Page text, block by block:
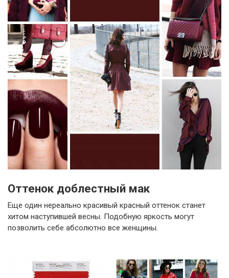
Оттенок доблестный мак
Еще один нереально красивый красный оттенок станет
хитом наступившей весны. Подобную яркость могут
позволить себе абсолютно все женщины.